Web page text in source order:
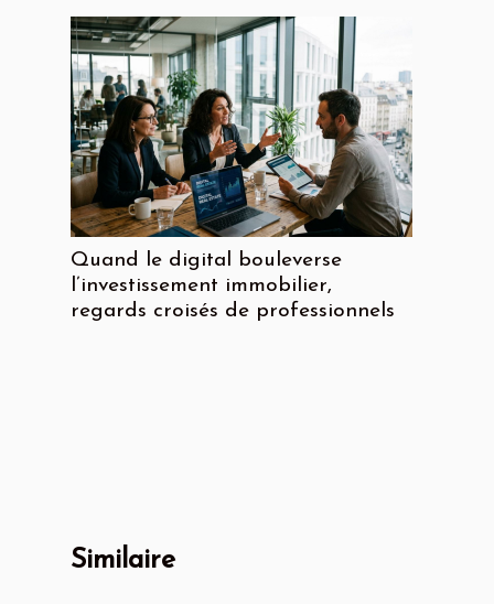
Quand le digital bouleverse
l’investissement immobilier,
regards croisés de professionnels
Similaire